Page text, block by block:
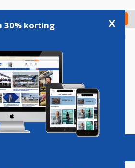
Check in
Podcasts Vacatures
30% korting x